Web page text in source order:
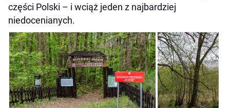
części Polski – i wciąż jeden z najbardziej
niedocenianych.